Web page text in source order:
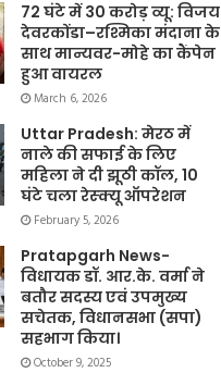
72 घंटे में 30 करोड़ व्यू: विजय
देवरकोंडा–रश्मिका मंदाना के
साथ मान्यवर-मोहे का कैंपेन
हुआ वायरल
March 6, 2026
Uttar Pradesh: मेरठ में
नाले की सफाई के लिए
महिला ने दी झूठी कॉल, 10
घंटे चला रेस्क्यू ऑपरेशन
February 5, 2026
Pratapgarh News-
विधायक डॉ. आर.के. वर्मा ने
बतौर सदस्य एवं उपमुख्य
सचेतक, विधानसभा (सपा)
सहभाग किया।
October 9, 2025